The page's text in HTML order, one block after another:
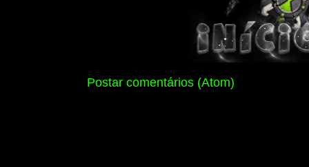
Postar comentários (Atom)